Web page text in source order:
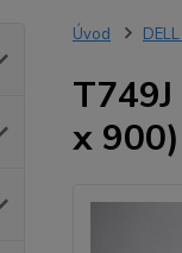
Úvod
x